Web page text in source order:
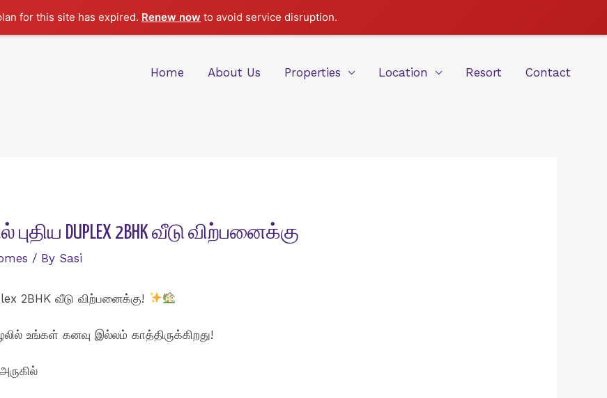
for this site has expired. Renew now to avoid service disruption.
Home About Us Properties Location Resort Contact
புதிய DUPLEX 2BHK வீடு விற்பனைக்கு
/ By Sasi
2BHK வீடு விற்பனைக்கு!
உங்கள் கனவு இல்லம் காத்திருக்கிறது!